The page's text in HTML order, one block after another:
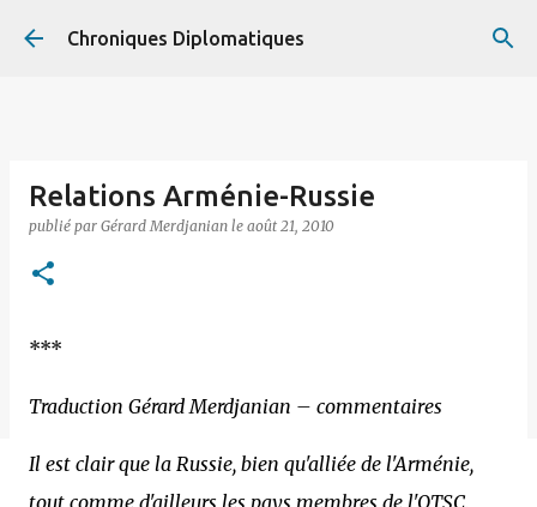
Accéder au contenu principal
Chroniques Diplomatiques
Relations Arménie-Russie
publié par Gérard Merdjanian le août 21, 2010
***
Traduction Gérard Merdjanian – commentaires
Il est clair que la Russie, bien qu'alliée de l'Arménie,
tout comme d'ailleurs les pays membres de l'OTSC,